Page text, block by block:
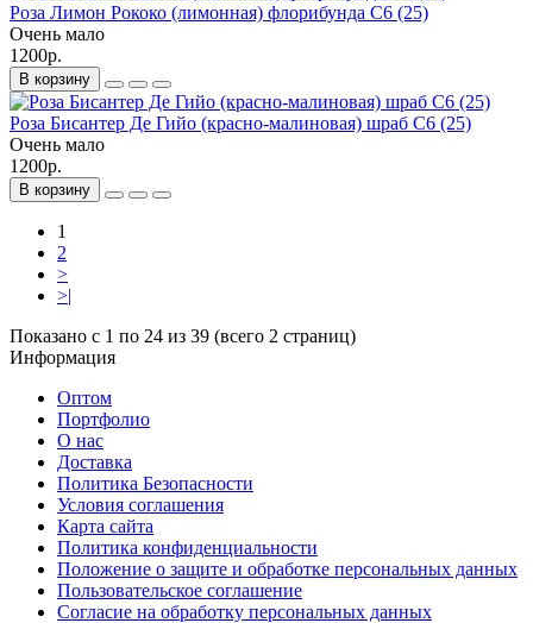
Роза Лимон Рококо (лимонная) флорибунда С6 (25)
Очень мало
1200р.
В корзину
Роза Бисантер Де Гийо (красно-малиновая) шраб С6 (25)
Очень мало
1200р.
В корзину
1
2
>
>|
Показано с 1 по 24 из 39 (всего 2 страниц)
Информация
Оптом
Портфолио
О нас
Доставка
Политика Безопасности
Условия соглашения
Карта сайта
Политика конфиденциальности
Положение о защите и обработке персональных данных
Пользовательское соглашение
Согласие на обработку персональных данных